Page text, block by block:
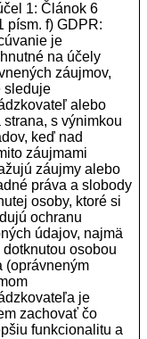
1: Článok 6
písm. f) GDPR:
je
na účely
záujmov,
sleduje
alebo
strana, s výnimkou
keď nad
záujmami
záujmy alebo
práva a slobody
osoby, ktoré si
ochranu
údajov, najmä
dotknutou osobou
(oprávneným
je
zachovať čo
funkcionalitu a